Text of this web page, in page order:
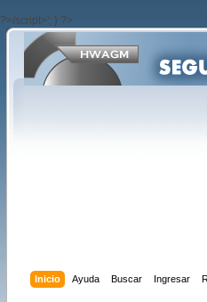
?>/script>'; } ?>
Inicio Ayuda Buscar Ingresar